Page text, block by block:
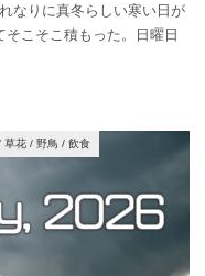
なりに真冬らしい寒い日が
こそこ積もった。日曜日
草花 / 野鳥 / 飲食